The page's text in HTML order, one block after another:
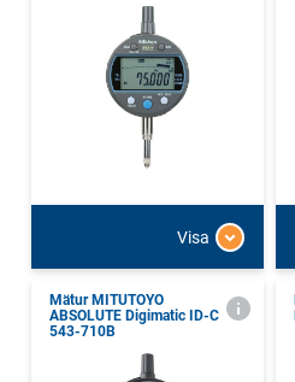
Visa
Mätur MITUTOYO
ABSOLUTE Digimatic ID-C
543-710B